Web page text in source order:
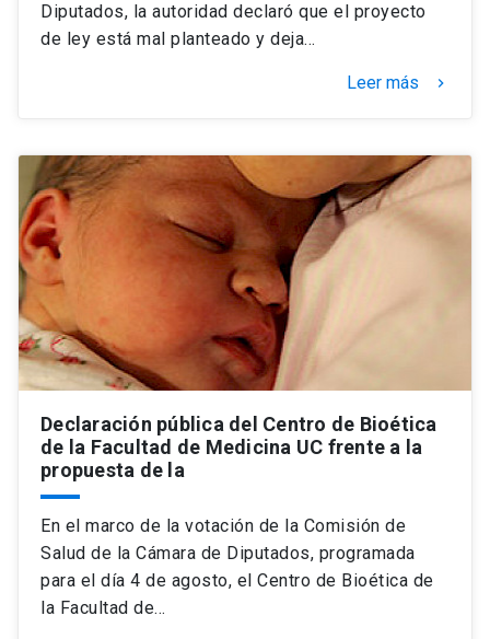
Diputados, la autoridad declaró que el proyecto
de ley está mal planteado y deja…
Leer más keyboard_arrow_right
Declaración pública del Centro de Bioética
de la Facultad de Medicina UC frente a la
propuesta de la
En el marco de la votación de la Comisión de
Salud de la Cámara de Diputados, programada
para el día 4 de agosto, el Centro de Bioética de
la Facultad de…